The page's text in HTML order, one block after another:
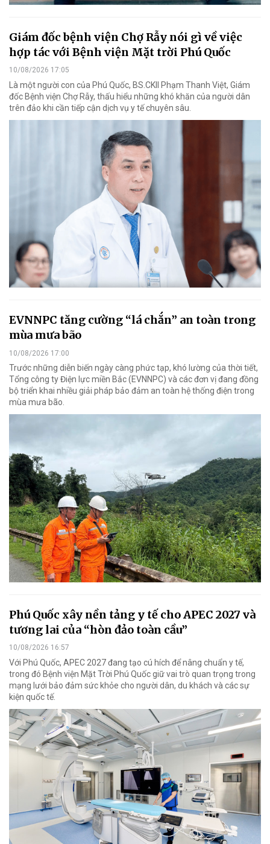
Giám đốc bệnh viện Chợ Rẫy nói gì về việc
hợp tác với Bệnh viện Mặt trời Phú Quốc
10/08/2026 17:05
Là một người con của Phú Quốc, BS.CKII Phạm Thanh Việt, Giám
đốc Bệnh viện Chợ Rẫy, thấu hiểu những khó khăn của người dân
trên đảo khi cần tiếp cận dịch vụ y tế chuyên sâu.
EVNNPC tăng cường “lá chắn” an toàn trong
mùa mưa bão
10/08/2026 17:00
Trước những diễn biến ngày càng phức tạp, khó lường của thời tiết,
Tổng công ty Điện lực miền Bắc (EVNNPC) và các đơn vị đang đồng
bộ triển khai nhiều giải pháp bảo đảm an toàn hệ thống điện trong
mùa mưa bão.
Phú Quốc xây nền tảng y tế cho APEC 2027 và
tương lai của “hòn đảo toàn cầu”
10/08/2026 16:57
Với Phú Quốc, APEC 2027 đang tạo cú hích để nâng chuẩn y tế,
trong đó Bệnh viện Mặt Trời Phú Quốc giữ vai trò quan trọng trong
mạng lưới bảo đảm sức khỏe cho người dân, du khách và các sự
kiện quốc tế.